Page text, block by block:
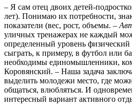
– Я сам отец двоих детей-
лет). Понимаю их потребности,
показатели (вес, рост, объемы. –
уличных тренажерах не каждый
определенный уровень
сыграть, к примеру, в футбол или
необходимы единомышленники,
Коровянский. – Наша задача
выделить молодежи место, где
общаться, влюбляться. И
интересный вариант активного